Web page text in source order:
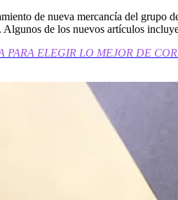
de nueva mercancía del grupo
Algunos de los nuevos artículos
PARA ELEGIR LO MEJOR DE